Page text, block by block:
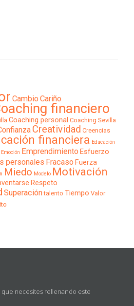
CambioCariño
financiero
Coaching personal Coaching Sevilla
Creatividad Creencias
financiera Educación
Emoción EmprendimientoEsfuerzo
personales FracasoFuerza
Miedo Modelo Motivación
Respeto
Superación talento Tiempo Valor
necesites rellenando este